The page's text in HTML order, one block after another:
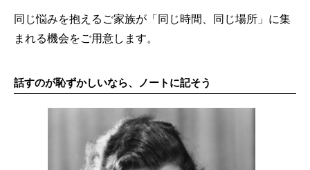
同じ悩みを抱えるご家族が「同じ時間、同じ場所」に集
まれる機会をご用意します。
話すのが恥ずかしいなら、ノートに記そう